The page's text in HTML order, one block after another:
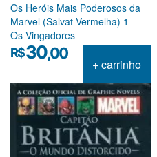
Os Heróis Mais Poderosos da
Marvel (Salvat Vermelha) 1 –
Os Vingadores
R$30,00
+ carrinho